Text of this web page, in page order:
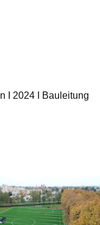
I 2024 I Bau­lei­tung